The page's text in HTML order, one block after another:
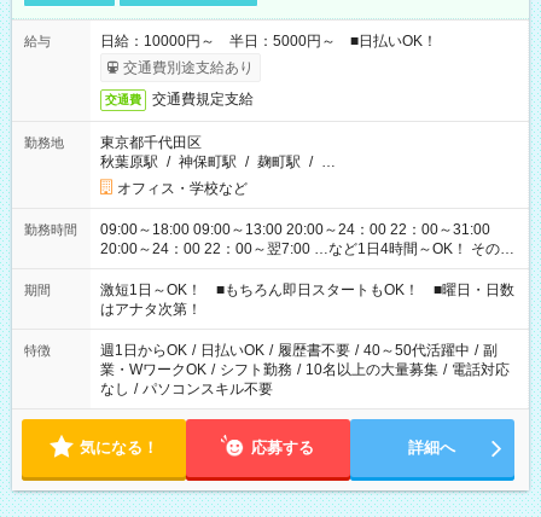
給与
日給：10000円～ 半日：5000円～ ■日払いOK！
交通費別途支給あり
交通費 交通費規定支給
勤務地
東京都千代田区
秋葉原駅 / 神保町駅 / 麹町駅 / …
オフィス・学校など
勤務時間
09:00～18:00 09:00～13:00 20:00～24：00 22：00～31:00
20:00～24：00 22：00～翌7:00 …など1日4時間～OK！ その他
シフトもございます！ お気軽にご相談ください！
期間
激短1日～OK！ ■もちろん即日スタートもOK！ ■曜日・日数
はアナタ次第！
特徴 週1日からOK / 日払いOK / 履歴書不要 / 40～50代活躍中 / 副
業・WワークOK / シフト勤務 / 10名以上の大量募集 / 電話対応
なし / パソコンスキル不要
気になる！ 応募する 詳細へ